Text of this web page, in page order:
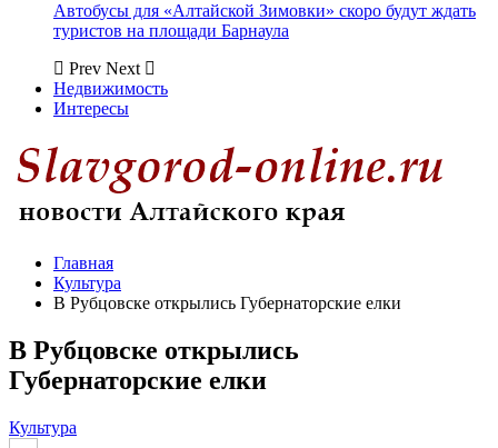
Автобусы для «Алтайской Зимовки» скоро будут ждать
туристов на площади Барнаула
Prev Next
Недвижимость
Интересы
Главная
Культура
В Рубцовске открылись Губернаторские елки
В Рубцовске открылись
Губернаторские елки
Культура